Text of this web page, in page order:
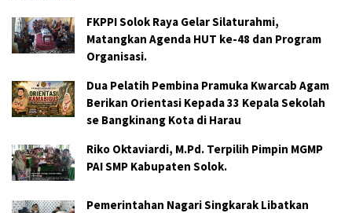
FKPPI Solok Raya Gelar Silaturahmi,
Matangkan Agenda HUT ke-48 dan Program
Organisasi.
Dua Pelatih Pembina Pramuka Kwarcab Agam
Berikan Orientasi Kepada 33 Kepala Sekolah
se Bangkinang Kota di Harau
Riko Oktaviardi, M.Pd. Terpilih Pimpin MGMP
PAI SMP Kabupaten Solok.
Pemerintahan Nagari Singkarak Libatkan